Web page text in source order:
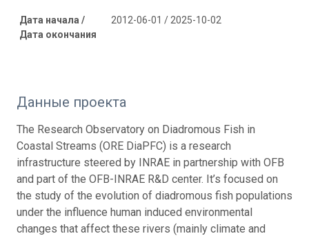
Дата начала /
Дата окончания
2012-06-01 / 2025-10-02
Данные проекта
The Research Observatory on Diadromous Fish in
Coastal Streams (ORE DiaPFC) is a research
infrastructure steered by INRAE in partnership with OFB
and part of the OFB-INRAE R&D center. It’s focused on
the study of the evolution of diadromous fish populations
under the influence human induced environmental
changes that affect these rivers (mainly climate and